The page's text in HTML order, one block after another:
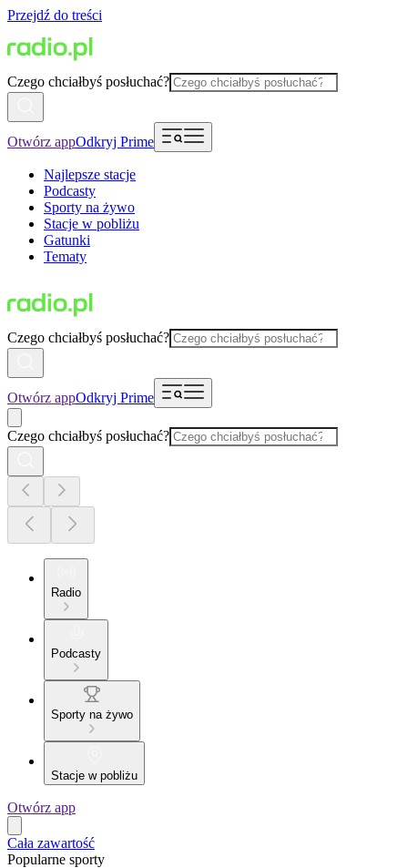
Przejdź do treści
Czego chciałbyś posłuchać?
Otwórz appOdkryj Prime
Najlepsze stacje
Podcasty
Sporty na żywo
Stacje w pobliżu
Gatunki
Tematy
Czego chciałbyś posłuchać?
Otwórz appOdkryj Prime
Czego chciałbyś posłuchać?
Radio
Podcasty
Sporty na żywo
Stacje w pobliżu
Otwórz app
Cała zawartość
Popularne sporty